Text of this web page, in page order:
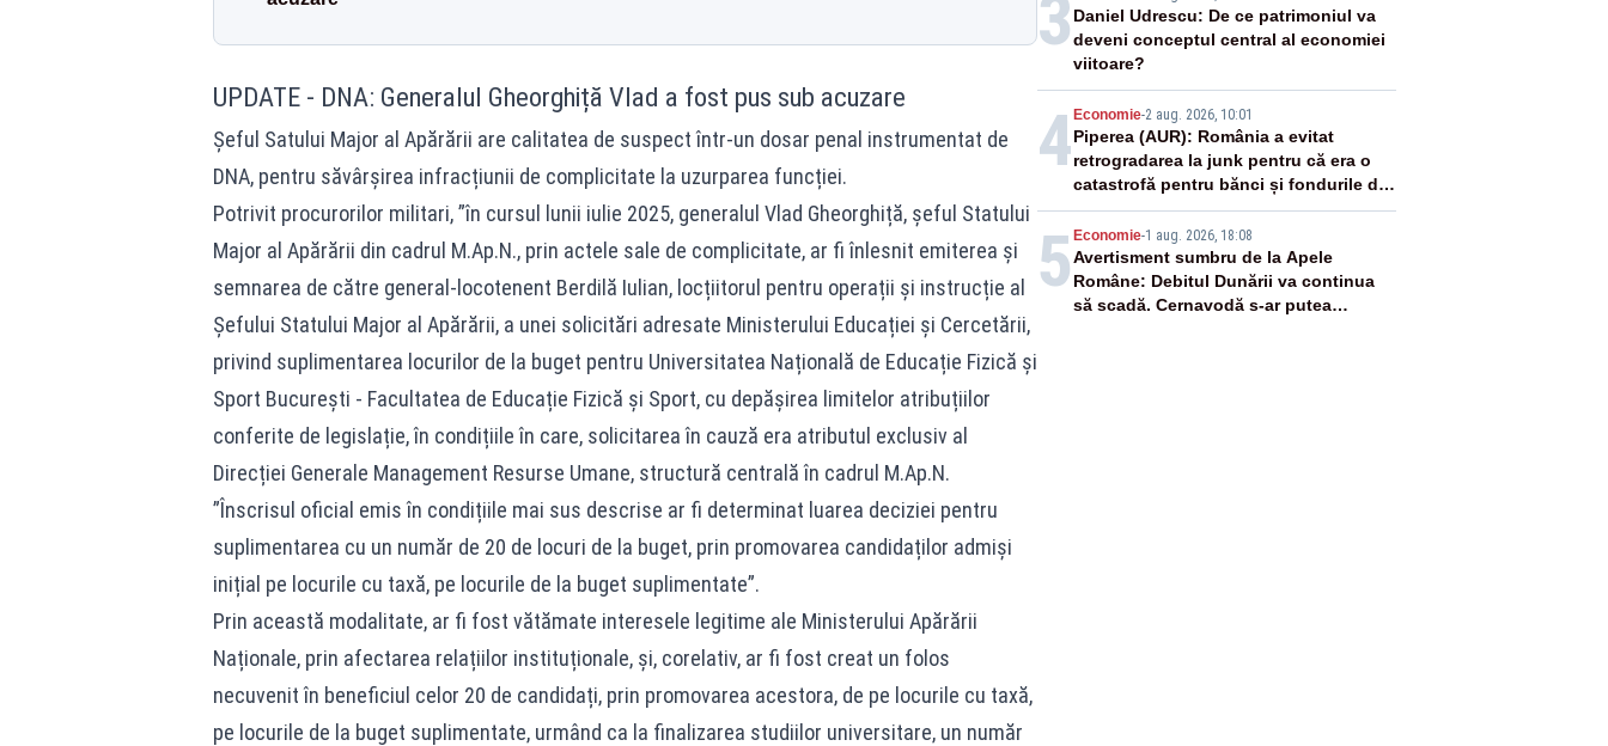
UPDATE - DNA: Generalul Gheorghiță Vlad a fost pus sub acuzare
Șeful Satului Major al Apărării are calitatea de suspect într-un dosar penal instrumentat de
DNA, pentru săvârșirea infracțiunii de complicitate la uzurparea funcției.
Potrivit procurorilor militari, ”în cursul lunii iulie 2025, generalul Vlad Gheorghiță, șeful Statului
Major al Apărării din cadrul M.Ap.N., prin actele sale de complicitate, ar fi înlesnit emiterea și
semnarea de către general-locotenent Berdilă Iulian, locțiitorul pentru operații și instrucție al
Șefului Statului Major al Apărării, a unei solicitări adresate Ministerului Educației și Cercetării,
privind suplimentarea locurilor de la buget pentru Universitatea Națională de Educație Fizică și
Sport București - Facultatea de Educație Fizică și Sport, cu depășirea limitelor atribuțiilor
conferite de legislație, în condițiile în care, solicitarea în cauză era atributul exclusiv al
Direcției Generale Management Resurse Umane, structură centrală în cadrul M.Ap.N.
”Înscrisul oficial emis în condițiile mai sus descrise ar fi determinat luarea deciziei pentru
suplimentarea cu un număr de 20 de locuri de la buget, prin promovarea candidaților admiși
inițial pe locurile cu taxă, pe locurile de la buget suplimentate”.
Prin această modalitate, ar fi fost vătămate interesele legitime ale Ministerului Apărării
Naționale, prin afectarea relațiilor instituționale, și, corelativ, ar fi fost creat un folos
necuvenit în beneficiul celor 20 de candidați, prin promovarea acestora, de pe locurile cu taxă,
pe locurile de la buget suplimentate, urmând ca la finalizarea studiilor universitare, un număr
3 Daniel Udrescu: De ce patrimoniul va
deveni conceptul central al economiei
viitoare?
4 Economie-2 aug. 2026, 10:01
Piperea (AUR): România a evitat
retrogradarea la junk pentru că era o
catastrofă pentru bănci și fondurile de
pensii
5 Economie-1 aug. 2026, 18:08
Avertisment sumbru de la Apele
Române: Debitul Dunării va continua
să scadă. Cernavodă s-ar putea